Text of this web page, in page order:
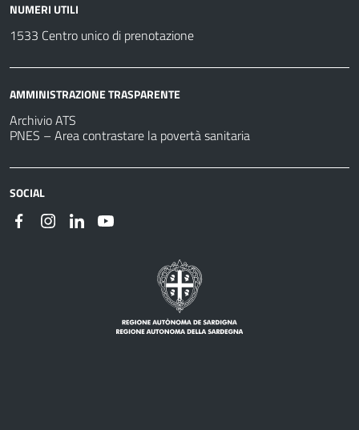
NUMERI UTILI
1533 Centro unico di prenotazione
AMMINISTRAZIONE TRASPARENTE
Archivio ATS
PNES – Area contrastare la povertà sanitaria
SOCIAL